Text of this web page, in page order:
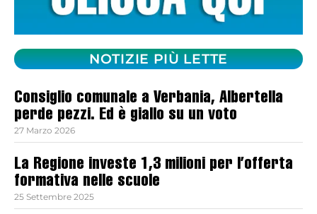
NOTIZIE PIÙ LETTE
Consiglio comunale a Verbania, Albertella
perde pezzi. Ed è giallo su un voto
27 Marzo 2026
La Regione investe 1,3 milioni per l’offerta
formativa nelle scuole
25 Settembre 2025